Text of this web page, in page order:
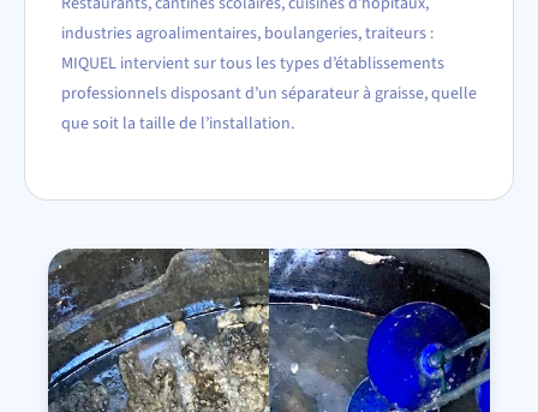
industries agroalimentaires, boulangeries, traiteurs :
MIQUEL intervient sur tous les types d’établissements
professionnels disposant d’un séparateur à graisse, quelle
que soit la taille de l’installation.